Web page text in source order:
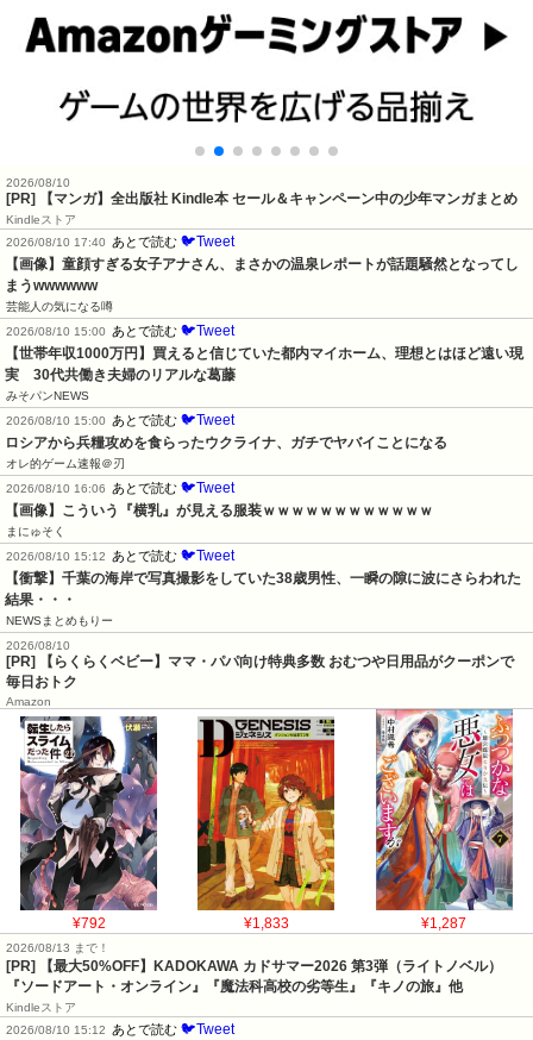
2026/08/10
[PR] 【マンガ】全出版社 Kindle本 セール＆キャンペーン中の少年マンガまとめ
Kindleストア
2026/08/10 17:40
あとで読む 🐦Tweet
【画像】童顔すぎる女子アナさん、まさかの温泉レポートが話題騒然となってし
まうwwwwww
芸能人の気になる噂
2026/08/10 15:00
あとで読む 🐦Tweet
【世帯年収1000万円】買えると信じていた都内マイホーム、理想とはほど遠い現
実　30代共働き夫婦のリアルな葛藤
みそパンNEWS
2026/08/10 15:00
あとで読む 🐦Tweet
ロシアから兵糧攻めを食らったウクライナ、ガチでヤバイことになる
オレ的ゲーム速報＠刃
2026/08/10 16:06
あとで読む 🐦Tweet
【画像】こういう『横乳』が見える服装ｗｗｗｗｗｗｗｗｗｗｗｗ
まにゅそく
2026/08/10 15:12
あとで読む 🐦Tweet
【衝撃】千葉の海岸で写真撮影をしていた38歳男性、一瞬の隙に波にさらわれた
結果・・・
NEWSまとめもりー
2026/08/10
[PR] 【らくらくベビー】ママ・パパ向け特典多数 おむつや日用品がクーポンで
毎日おトク
Amazon
¥792 ¥1,833 ¥1,287
2026/08/13 まで！
[PR]
【最大50%OFF】KADOKAWA カドサマー2026 第3弾（ライトノベル）
『ソードアート・オンライン』『魔法科高校の劣等生』『キノの旅』他
Kindleストア
2026/08/10 15:12
あとで読む 🐦Tweet